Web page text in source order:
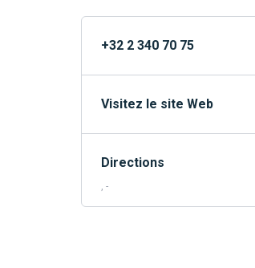
+32 2 340 70 75
Visitez le site Web
Directions
, -